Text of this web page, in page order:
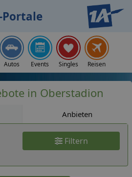
Portale
Autos Events Singles Reisen
in Oberstadion
Anbieten
Filtern